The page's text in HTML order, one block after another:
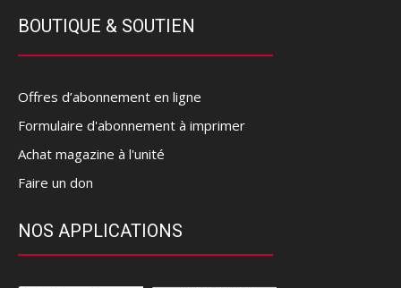
BOUTIQUE & SOUTIEN
Offres d’abonnement en ligne
Formulaire d'abonnement à imprimer
Achat magazine à l'unité
Faire un don
NOS APPLICATIONS